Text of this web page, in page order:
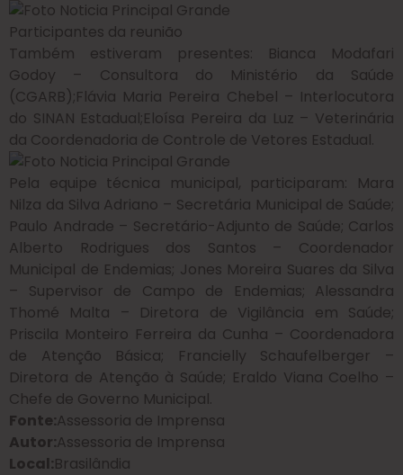
Participantes da reunião
Também estiveram presentes: Bianca Modafari
Godoy – Consultora do Ministério da Saúde
(CGARB);Flávia Maria Pereira Chebel – Interlocutora
do SINAN Estadual;Eloísa Pereira da Luz – Veterinária
da Coordenadoria de Controle de Vetores Estadual.
Pela equipe técnica municipal, participaram: Mara
Nilza da Silva Adriano – Secretária Municipal de Saúde;
Paulo Andrade – Secretário-Adjunto de Saúde; Carlos
Alberto Rodrigues dos Santos – Coordenador
Municipal de Endemias; Jones Moreira Suares da Silva
– Supervisor de Campo de Endemias; Alessandra
Thomé Malta – Diretora de Vigilância em Saúde;
Priscila Monteiro Ferreira da Cunha – Coordenadora
de Atenção Básica; Francielly Schaufelberger –
Diretora de Atenção à Saúde; Eraldo Viana Coelho –
Chefe de Governo Municipal.
Fonte:Assessoria de Imprensa
Autor:Assessoria de Imprensa
Local:Brasilândia